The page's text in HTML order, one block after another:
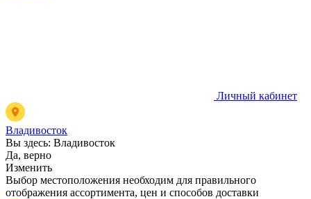
Личный кабинет
Владивосток
Вы здесь: Владивосток
Да, верно
Изменить
Выбор местоположения необходим для правильного
отображения ассортимента, цен и способов доставки